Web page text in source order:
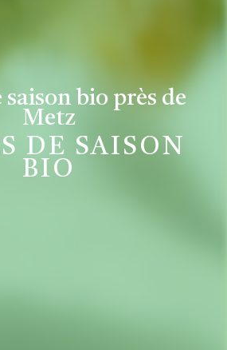
bio près de
Metz
DE SAISON
BIO